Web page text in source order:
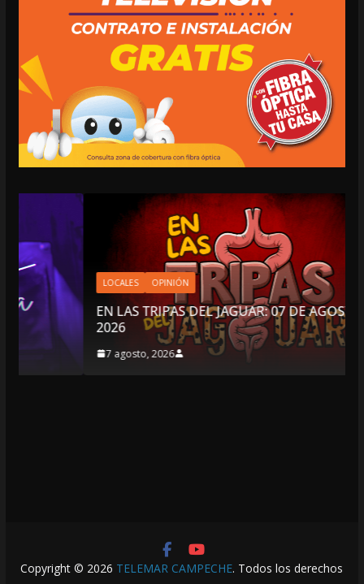
LOCALES OPINIÓN
EN LAS TRIPAS DEL JAGUAR: 07 DE AGOSTO DE
2026
7 agosto, 2026
Copyright © 2026 TELEMAR CAMPECHE. Todos los derechos